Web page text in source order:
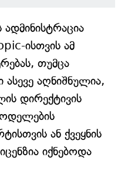
ისთვის ამ
თუმცა
აღნიშნულია,
დირექტივის
ან ქვეყნის
იქნებოდა